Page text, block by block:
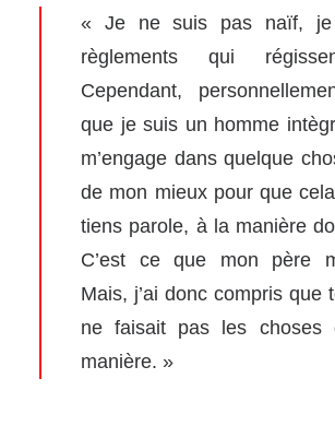
« Je ne suis pas naïf, je
règlements qui
Cependant,
que je suis un homme
m’engage dans quelque
de mon mieux pour que
tiens parole, à la manière
C’est ce que mon père
Mais, j’ai donc compris que
ne faisait pas les choses
manière. »